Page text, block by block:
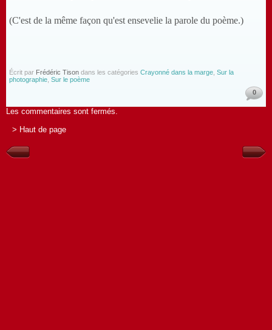
(C'est de la même façon qu'est ensevelie la parole du poème.)
Écrit par Frédéric Tison dans les catégories Crayonné dans la marge Sur la
photographie Sur le poème
0
Les commentaires sont fermés.
> Haut de page